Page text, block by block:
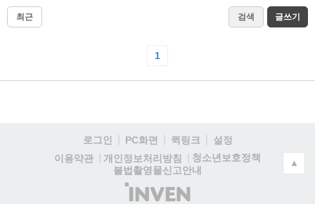
최근 검색 글쓰기
1
로그인 PC화면 퀵링크
설정
이용약관
개인정보처리방침
청소년보호정책
불법촬영물신고안내
(주)
▲